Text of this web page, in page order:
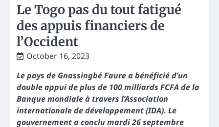
Le Togo pas du tout fatigué
des appuis financiers de
l’Occident
October 16, 2023
Le pays de Gnassingbé Faure a bénéficié d’un
double appui de plus de 100 milliards FCFA de la
Banque mondiale à travers l’Association
internationale de développement (IDA). Le
gouvernement a conclu mardi 26 septembre